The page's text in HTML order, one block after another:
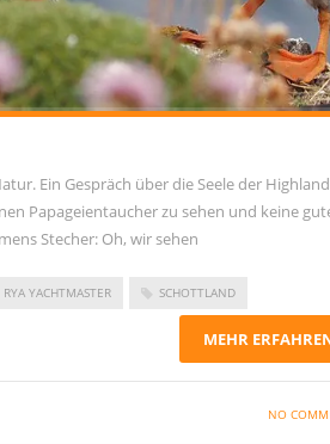
Ein Gespräch über die Seele der
Papageientaucher zu sehen und keine
Stecher: Oh, wir sehen
RYA YACHTMASTER SCHOTTLAND
MEHR
NO